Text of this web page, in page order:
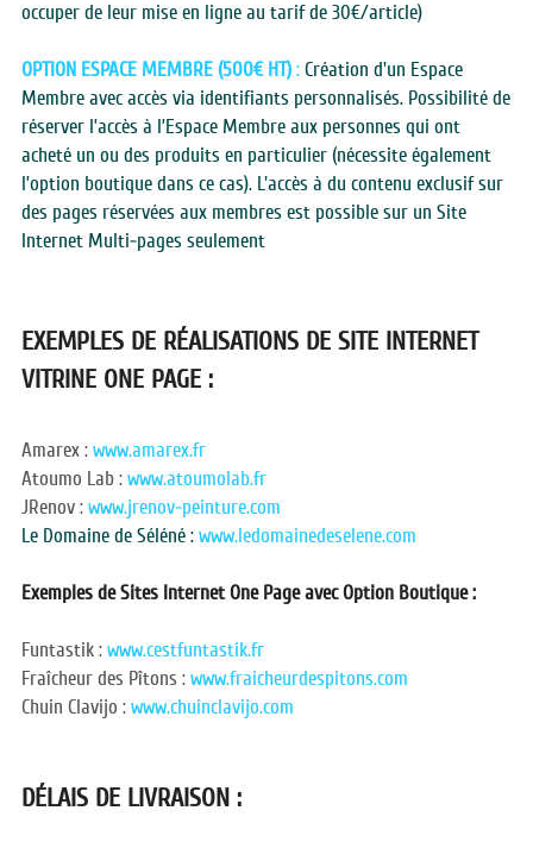
occuper de leur mise en ligne au tarif de 30€/article)
OPTION ESPACE MEMBRE (500€ HT) : Création d'un Espace
Membre avec accès via identifiants personnalisés. Possibilité de
réserver l’accès à l’Espace Membre aux personnes qui ont
acheté un ou des produits en particulier (nécessite également
l’option boutique dans ce cas). L'accès à du contenu exclusif sur
des pages réservées aux membres est possible sur un Site
Internet Multi-pages seulement
EXEMPLES DE RÉALISATIONS DE SITE INTERNET
VITRINE ONE PAGE :
Amarex : www.amarex.fr
Atoumo Lab : www.atoumolab.fr
JRenov : www.jrenov-peinture.com
Le Domaine de Séléné : www.ledomainedeselene.com
Exemples de Sites Internet One Page avec Option Boutique :
Funtastik : www.cestfuntastik.fr
Fraîcheur des Pîtons : www.fraicheurdespitons.com
Chuin Clavijo : www.chuinclavijo.com
DÉLAIS DE LIVRAISON :